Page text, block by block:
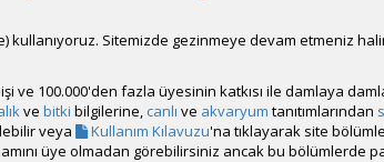
var
kullanıyoruz. Sitemizde gezinmeye devam etmeniz
ve 100.000'den fazla üyesinin katkısı ile damlaya
ve bitki bilgilerine, canlı ve akvaryum tanıtımlarından
veya
Kullanım Kılavuzu'na tıklayarak site
üye olmadan görebilirsiniz ancak bu bölümlerde